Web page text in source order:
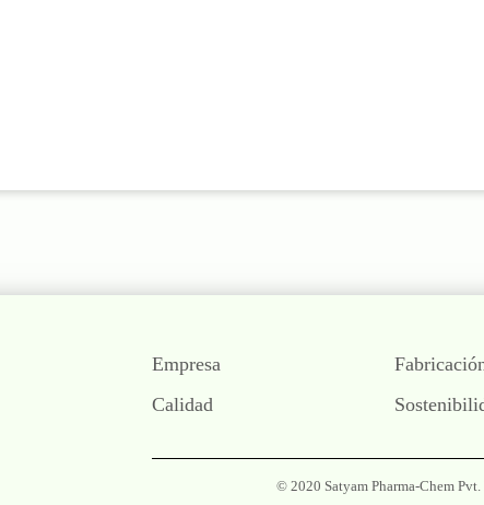
Empresa
Calidad
© 2020 Satyam Pharma-Chem